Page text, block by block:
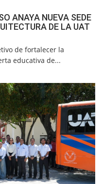
ANAYA NUEVA SEDE
DE LA UAT
de fortalecer la
educativa de...